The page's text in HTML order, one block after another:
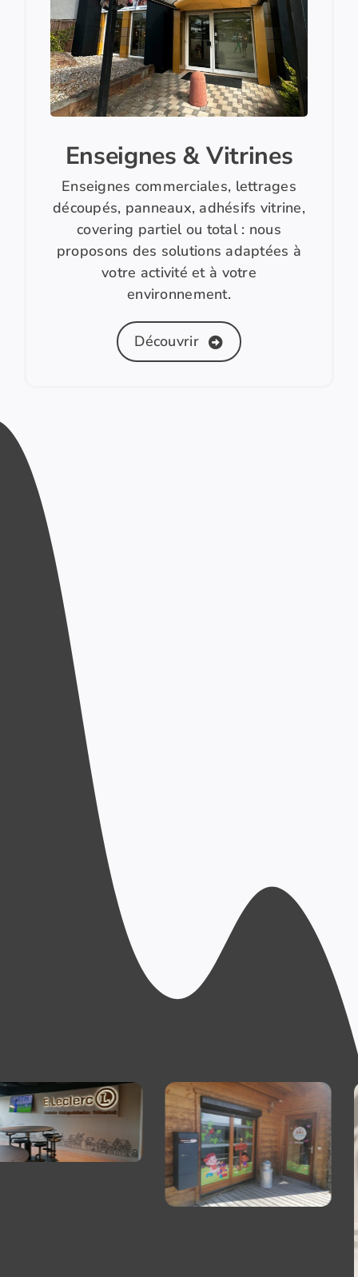
Enseignes & Vitrines
Enseignes commerciales, lettrages
découpés, panneaux, adhésifs vitrine,
covering partiel ou total : nous
proposons des solutions adaptées à
votre activité et à votre
environnement.
Découvrir